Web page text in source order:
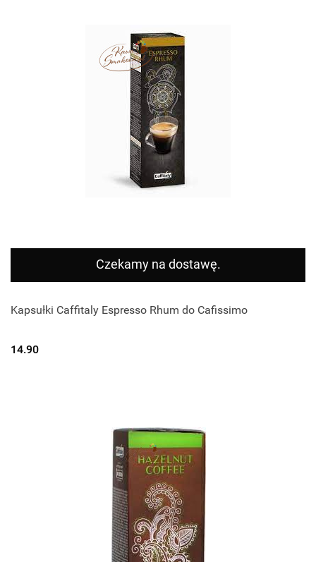
Czekamy na dostawę.
Kapsułki Caffitaly Espresso Rhum do Cafissimo
14.90